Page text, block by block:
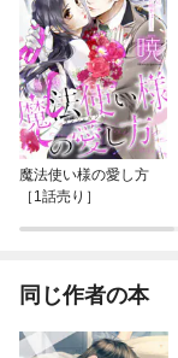
魔法使い様の愛し方
［1話売り］
同じ作者の本